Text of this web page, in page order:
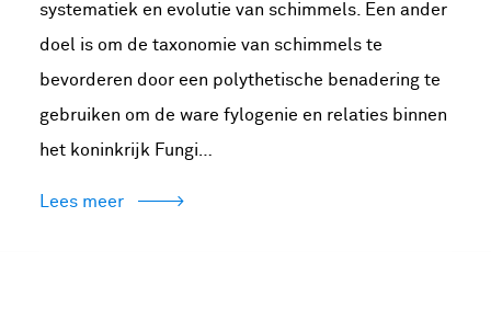
systematiek en evolutie van schimmels. Een ander
doel is om de taxonomie van schimmels te
bevorderen door een polythetische benadering te
gebruiken om de ware fylogenie en relaties binnen
het koninkrijk Fungi…
Lees meer